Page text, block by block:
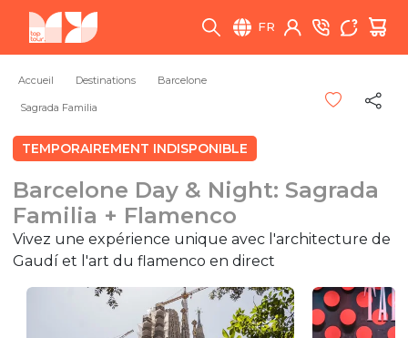
FR
Accueil Destinations Barcelone
Sagrada Familia
TEMPORAIREMENT INDISPONIBLE
Barcelone Day & Night: Sagrada
Familia + Flamenco
Vivez une expérience unique avec l'architecture de
Gaudí et l'art du flamenco en direct